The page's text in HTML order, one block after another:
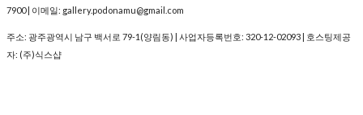
7900 | 이메일: gallery.podonamu@gmail.com
주소: 광주광역시 남구 백서로 79-1(양림동) | 사업자등록번호: 320-12-02093 | 호스팅제공
자: (주)식스샵